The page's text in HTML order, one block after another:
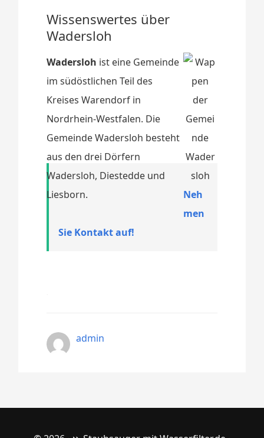
Wissenswertes über
Wadersloh
Wadersloh ist eine Gemeinde
im südöstlichen Teil des
Kreises Warendorf in
Nordrhein-Westfalen. Die
Gemeinde Wadersloh besteht
aus den drei Dörfern
Wadersloh, Diestedde und
Liesborn.
Neh
men
Sie Kontakt auf!
admin